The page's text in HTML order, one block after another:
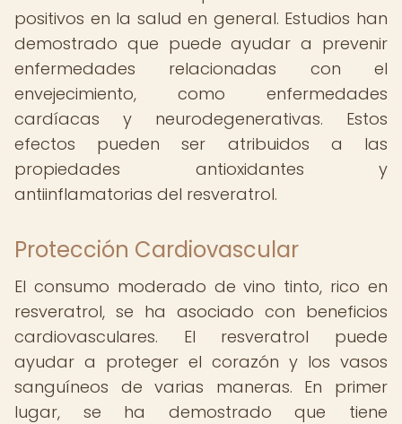
positivos en la salud en general. Estudios han
demostrado que puede ayudar a prevenir
enfermedades relacionadas con el
envejecimiento, como enfermedades
cardíacas y neurodegenerativas. Estos
efectos pueden ser atribuidos a las
propiedades antioxidantes y
antiinflamatorias del resveratrol.
Protección Cardiovascular
El consumo moderado de vino tinto, rico en
resveratrol, se ha asociado con beneficios
cardiovasculares. El resveratrol puede
ayudar a proteger el corazón y los vasos
sanguíneos de varias maneras. En primer
lugar, se ha demostrado que tiene